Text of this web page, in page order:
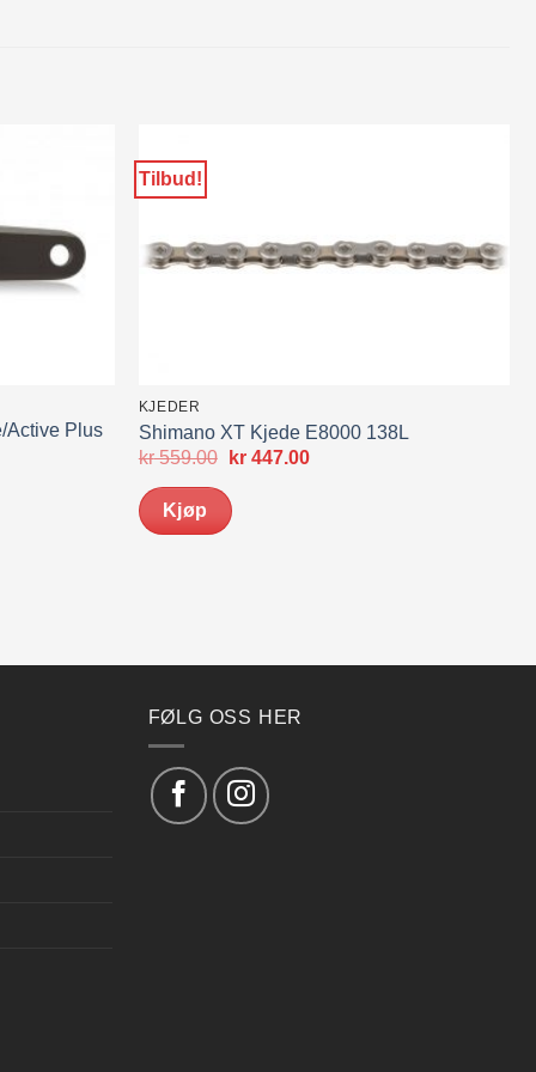
Active Plus
Tilbud!
KJEDER
Shimano XT Kjede E8000 138L
kr559.00
Opprinnelig
var:
kr 559.00.
kr447.00Nåværende
Kjøp
FØLG OSS HER